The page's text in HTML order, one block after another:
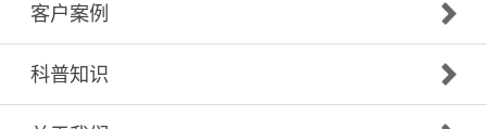
客户案例
科普知识